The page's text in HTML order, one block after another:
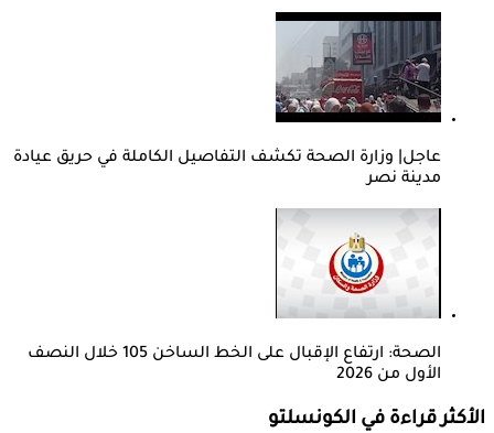
عاجل| وزارة الصحة تكشف التفاصيل الكاملة في حريق عيادة
مدينة نصر
الصحة: ارتفاع الإقبال على الخط الساخن 105 خلال النصف
الأول من 2026
الأكثر قراءة في الكونسلتو